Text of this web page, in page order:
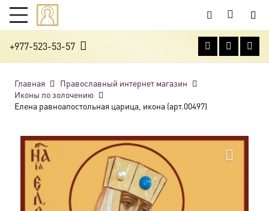
+977-523-53-57
Главная
Православный интернет магазин
Иконы по золочению
Елена равноапостольная царица, икона (арт.00497)